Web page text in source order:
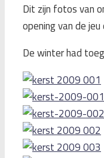
Dit zijn fotos van
opening van de
De winter had